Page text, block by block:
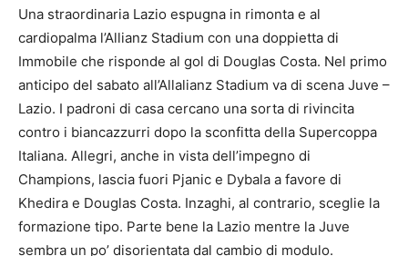
Una straordinaria Lazio espugna in rimonta e al
cardiopalma l’Allianz Stadium con una doppietta di
Immobile che risponde al gol di Douglas Costa. Nel primo
anticipo del sabato all’Allalianz Stadium va di scena Juve –
Lazio. I padroni di casa cercano una sorta di rivincita
contro i biancazzurri dopo la sconfitta della Supercoppa
Italiana. Allegri, anche in vista dell’impegno di
Champions, lascia fuori Pjanic e Dybala a favore di
Khedira e Douglas Costa. Inzaghi, al contrario, sceglie la
formazione tipo. Parte bene la Lazio mentre la Juve
sembra un po’ disorientata dal cambio di modulo.